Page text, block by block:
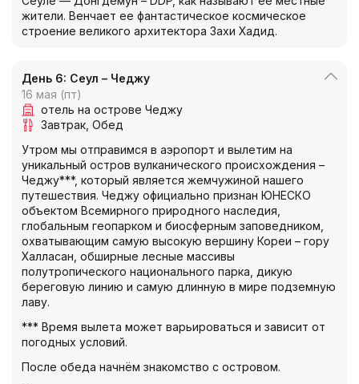
жители. Венчает ее фантастическое космическое
строение великого архитектора Захи Хадид.
День 6: Сеул – Чеджу
16 мая (пт)
отель на острове Чеджу
Завтрак Обед
Утром мы отправимся в аэропорт и вылетим на
уникальный остров вулканического происхождения –
Чеджу***, который является жемчужиной нашего
путешествия. Чеджу официально признан ЮНЕСКО
объектом Всемирного природного наследия,
глобальным геопарком и биосферным заповедником,
охватывающим самую высокую вершину Кореи – гору
Халласан, обширные лесные массивы
полутропического национального парка, дикую
береговую линию и самую длинную в мире подземную
лаву.
*** Время вылета может варьироваться и зависит от
погодных условий.
После обеда начнём знакомство с островом.